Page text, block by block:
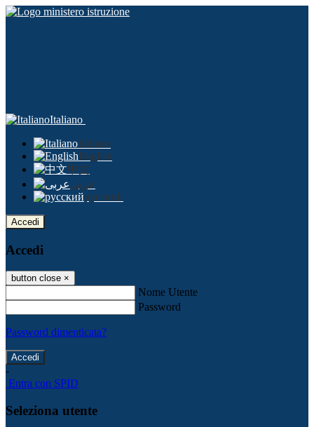
Italiano
Italiano
English
中文
عربى
русский
Accedi
Accedi
button close ×
Nome Utente
Password
Password dimenticata?
-
Entra con SPID
Seleziona utente